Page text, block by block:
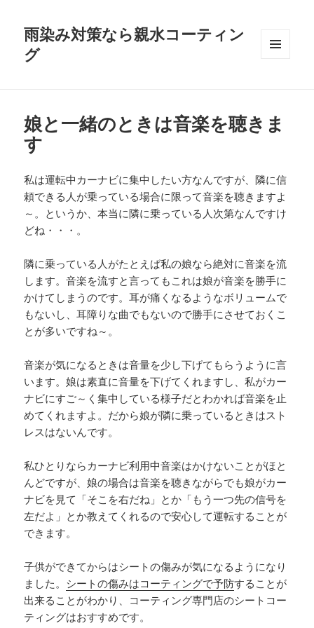
雨染み対策なら親水コーティン
グ
娘と一緒のときは音楽を聴きま
す
私は運転中カーナビに集中したい方なんですが、隣に信
頼できる人が乗っている場合に限って音楽を聴きますよ
～。というか、本当に隣に乗っている人次第なんですけ
どね・・・。
隣に乗っている人がたとえば私の娘なら絶対に音楽を流
します。音楽を流すと言ってもこれは娘が音楽を勝手に
かけてしまうのです。耳が痛くなるようなボリュームで
もないし、耳障りな曲でもないので勝手にさせておくこ
とが多いですね～。
音楽が気になるときは音量を少し下げてもらうように言
います。娘は素直に音量を下げてくれますし、私がカー
ナビにすご～く集中している様子だとわかれば音楽を止
めてくれますよ。だから娘が隣に乗っているときはスト
レスはないんです。
私ひとりならカーナビ利用中音楽はかけないことがほと
んどですが、娘の場合は音楽を聴きながらでも娘がカー
ナビを見て「そこを右だね」とか「もう一つ先の信号を
左だよ」とか教えてくれるので安心して運転することが
できます。
子供ができてからはシートの傷みが気になるようになり
ました。 シートの傷みはコーティングで予防することが
出来ることがわかり、コーティング専門店のシートコー
ティングはおすすめです。